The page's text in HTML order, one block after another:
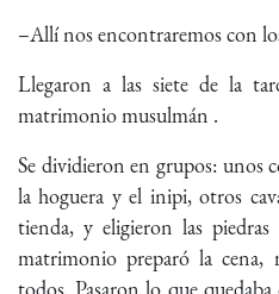
–Allí nos encontraremos con
Llegaron a las siete de la
matrimonio musulmán .
Se dividieron en grupos: unos
la hoguera y el inipi, otros
tienda, y eligieron las
matrimonio preparó la cena,